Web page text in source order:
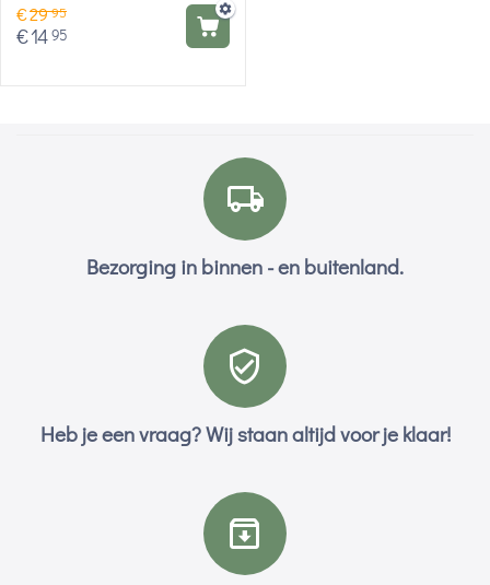
€2995
€1495
Bezorging in binnen - en buitenland.
Heb je een vraag? Wij staan altijd voor je klaar!